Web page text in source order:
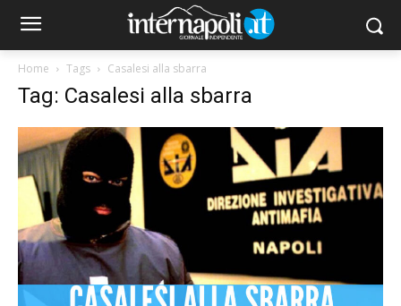
Home Tags Casalesi alla sbarra
Tag: Casalesi alla sbarra